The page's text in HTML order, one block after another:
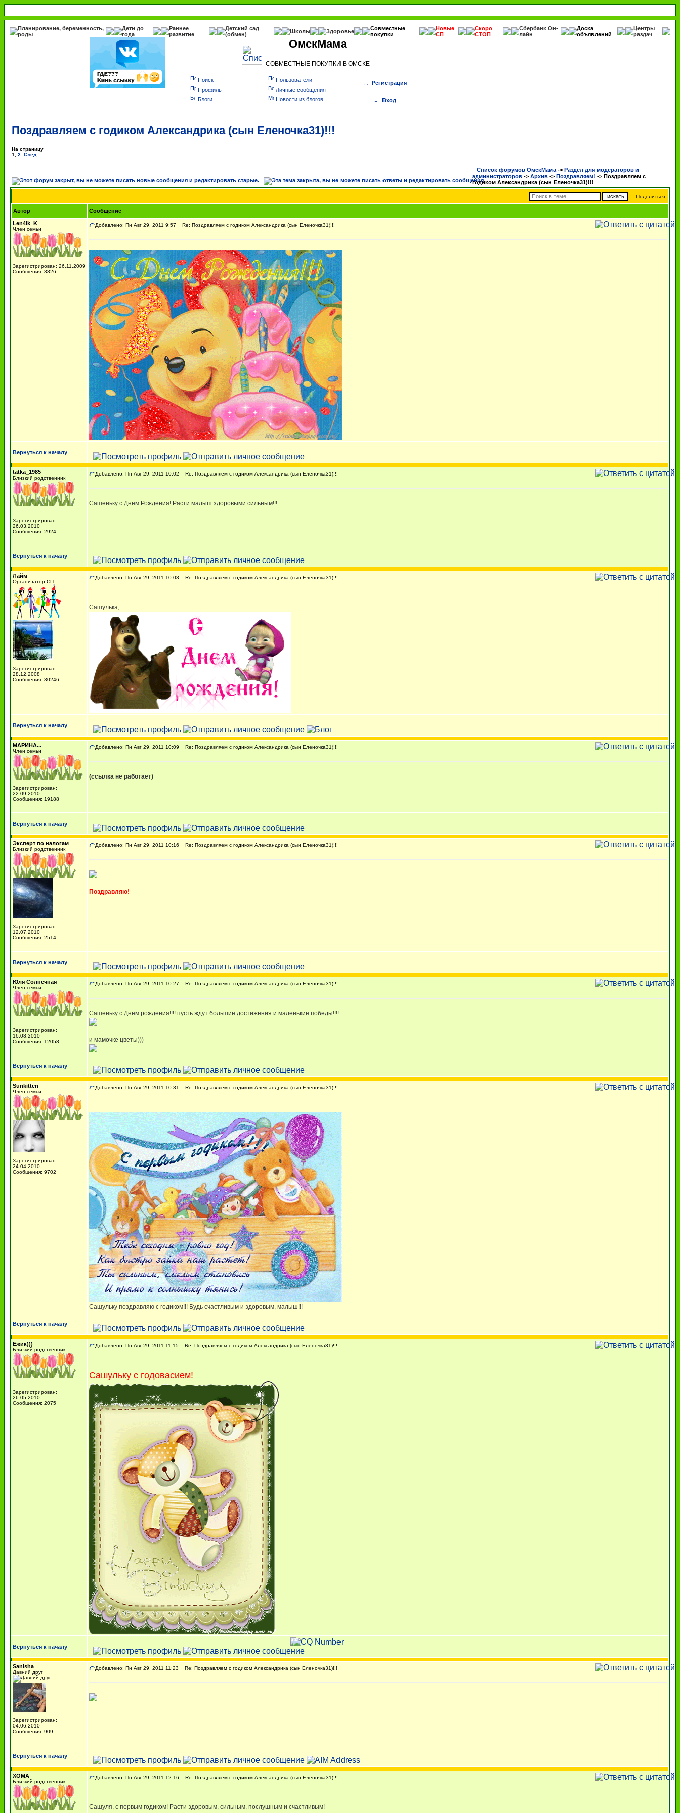
Планирование, беременность,
роды
Дети до
года
Раннее
развитие
Детский сад
(обмен)
Школы Здоровье
Совместные
покупки
Новые
СП
Скоро
СТОП
Сбербанк Он-
лайн
Доска
объявлений
Центры
раздач
ОмскМама
СОВМЕСТНЫЕ ПОКУПКИ В ОМСКЕ
Поиск
Пользователи
Профиль
Личные сообщения
Блоги
Новости из блогов
Регистрация
Вход
Поздравляем с годиком Александрика (сын Еленочка31)!!!
На страницу
1
2 След.
Список форумов ОмскМама -> Раздел для модераторов и
администраторов -> Архив -> Поздравляем! -> Поздравляем с
годиком Александрика (сын Еленочка31)!!!
Поделиться:
Автор
Сообщение
Len4ik_K
Член семьи
Зарегистрирован: 26.11.2009
Сообщения: 3826
Добавлено: Пн Авг 29, 2011 9:57 Re: Поздравляем с годиком Александрика (сын Еленочка31)!!!
Вернуться к началу
tatka_1985
Близкий родственник
Зарегистрирован:
26.03.2010
Сообщения: 2924
Добавлено: Пн Авг 29, 2011 10:02 Re: Поздравляем с годиком Александрика (сын Еленочка31)!!!
Сашеньку с Днем Рождения! Расти малыш здоровыми сильным!!!
Вернуться к началу
Лайм
Организатор СП
Зарегистрирован:
28.12.2008
Сообщения: 30246
Добавлено: Пн Авг 29, 2011 10:03 Re: Поздравляем с годиком Александрика (сын Еленочка31)!!!
Сашулька,
Вернуться к началу
МАРИНА...
Член семьи
Зарегистрирован:
22.09.2010
Сообщения: 19188
Добавлено: Пн Авг 29, 2011 10:09 Re: Поздравляем с годиком Александрика (сын Еленочка31)!!!
(ссылка не работает)
Вернуться к началу
Эксперт по налогам
Близкий родственник
Зарегистрирован:
12.07.2010
Сообщения: 2514
Добавлено: Пн Авг 29, 2011 10:16 Re: Поздравляем с годиком Александрика (сын Еленочка31)!!!
Поздравляю!
Вернуться к началу
Юля Солнечная
Член семьи
Зарегистрирован:
16.08.2010
Сообщения: 12058
Добавлено: Пн Авг 29, 2011 10:27 Re: Поздравляем с годиком Александрика (сын Еленочка31)!!!
Сашеньку с Днем рождения!!!! пусть ждут большие достижения и маленькие победы!!!!
и мамочке цветы)))
Вернуться к началу
Sunkitten
Член семьи
Зарегистрирован:
24.04.2010
Сообщения: 9702
Добавлено: Пн Авг 29, 2011 10:31 Re: Поздравляем с годиком Александрика (сын Еленочка31)!!!
Сашульку поздравляю с годиком!!! Будь счастливым и здоровым, малыш!!!
Вернуться к началу
Ежик)))
Близкий родственник
Зарегистрирован:
26.05.2010
Сообщения: 2075
Добавлено: Пн Авг 29, 2011 11:15 Re: Поздравляем с годиком Александрика (сын Еленочка31)!!!
Сашульку с годовасием!
Вернуться к началу
Sanisha
Давний друг
Зарегистрирован:
04.06.2010
Сообщения: 909
Добавлено: Пн Авг 29, 2011 11:23 Re: Поздравляем с годиком Александрика (сын Еленочка31)!!!
Вернуться к началу
ХОМА
Близкий родственник
Добавлено: Пн Авг 29, 2011 12:16 Re: Поздравляем с годиком Александрика (сын Еленочка31)!!!
Сашуля, с первым годиком! Расти здоровым, сильным, послушным и счастливым!